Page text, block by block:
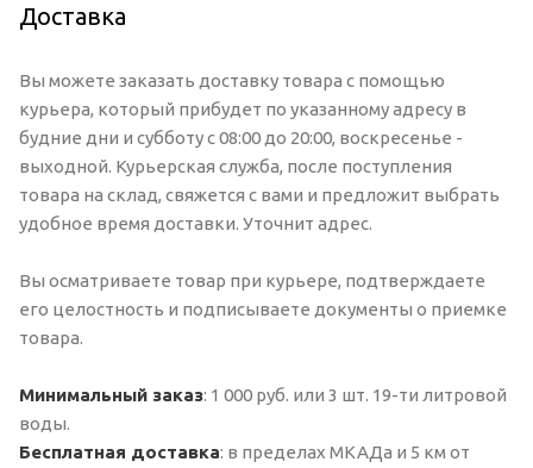
Доставка
Вы можете заказать доставку товара с помощью
курьера, который прибудет по указанному адресу в
будние дни и субботу с 08:00 до 20:00, воскресенье -
выходной. Курьерская служба, после поступления
товара на склад, свяжется с вами и предложит выбрать
удобное время доставки. Уточнит адрес.
Вы осматриваете товар при курьере, подтверждаете
его целостность и подписываете документы о приемке
товара.
Минимальный заказ: 1 000 руб. или 3 шт. 19-ти литровой
воды.
Бесплатная доставка: в пределах МКАДа и 5 км от